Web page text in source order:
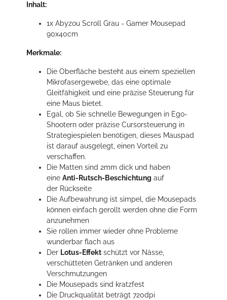
Inhalt:
1x Abyzou Scroll Grau - Gamer Mousepad
90x40cm
Merkmale:
Die Oberfläche besteht aus einem speziellen
Mikrofasergewebe, das eine optimale
Gleitfähigkeit und eine präzise Steuerung für
eine Maus bietet.
Egal, ob Sie schnelle Bewegungen in Ego-
Shootern oder präzise Cursorsteuerung in
Strategiespielen benötigen, dieses Mauspad
ist darauf ausgelegt, einen Vorteil zu
verschaffen.
Die Matten sind 2mm dick und haben
eine Anti-Rutsch-Beschichtung auf
der Rückseite
Die Aufbewahrung ist simpel, die Mousepads
können einfach gerollt werden ohne die Form
anzunehmen
Sie rollen immer wieder ohne Probleme
wunderbar flach aus
Der Lotus-Effekt schützt vor Nässe,
verschütteten Getränken und anderen
Verschmutzungen
Die Mousepads sind kratzfest
Die Druckqualität beträgt 720dpi